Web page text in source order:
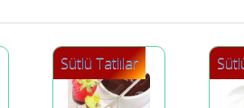
Sütlü Tatlılar